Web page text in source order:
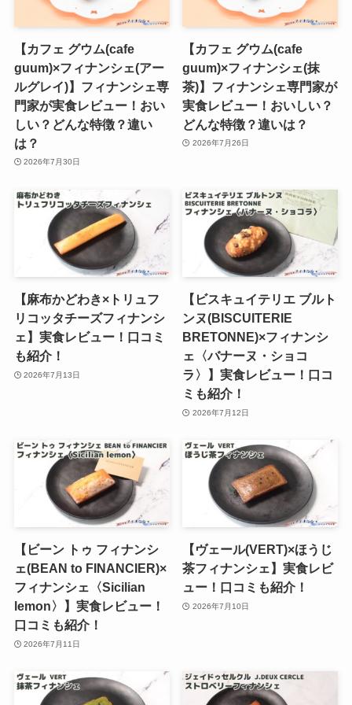
【カフェ グウム(cafe
guum)×フィナンシェ(アー
ルグレイ)】フィナンシェ専
門家が実食レビュー！おい
しい？どんな特徴？違い
は？
2026年7月30日
【カフェ グウム(cafe
guum)×フィナンシェ(抹
茶)】フィナンシェ専門家が
実食レビュー！おいしい？
どんな特徴？違いは？
2026年7月26日
【麻布かどわき×トリュフ
リコッタチーズフィナンシ
ェ】実食レビュー！口コミ
も紹介！
2026年7月13日
【ビスキュイテリエ ブルト
ンヌ(BISCUITERIE
BRETONNE)×フィナンシ
ェ〈バナーヌ・ショコ
ラ〉】実食レビュー！口コ
ミも紹介！
2026年7月12日
【ビーン トゥ フィナンシ
ェ(BEAN to FINANCIER)×
フィナンシェ〈Sicilian
lemon〉】実食レビュー！
口コミも紹介！
2026年7月11日
【ヴェール(VERT)×ほうじ
茶フィナンシェ】実食レビ
ュー！口コミも紹介！
2026年7月10日